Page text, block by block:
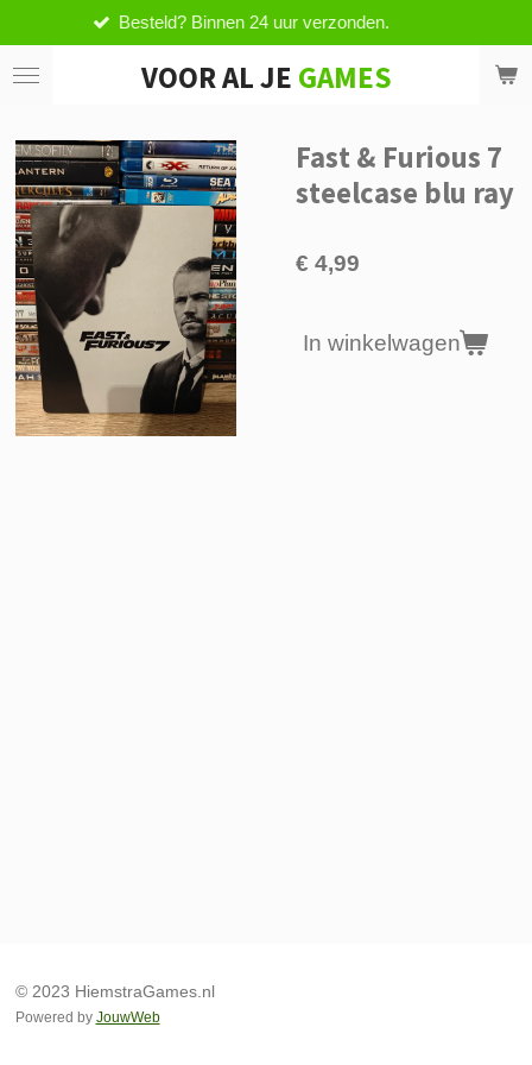
direct
naar
VOOR AL JE GAMES
Binnen 24 uur verzonden.
Fast & Furious 7
steelcase blu ray
€ 4,99
In winkelwagen
© 2023 HiemstraGames.nl
Powered by JouwWeb